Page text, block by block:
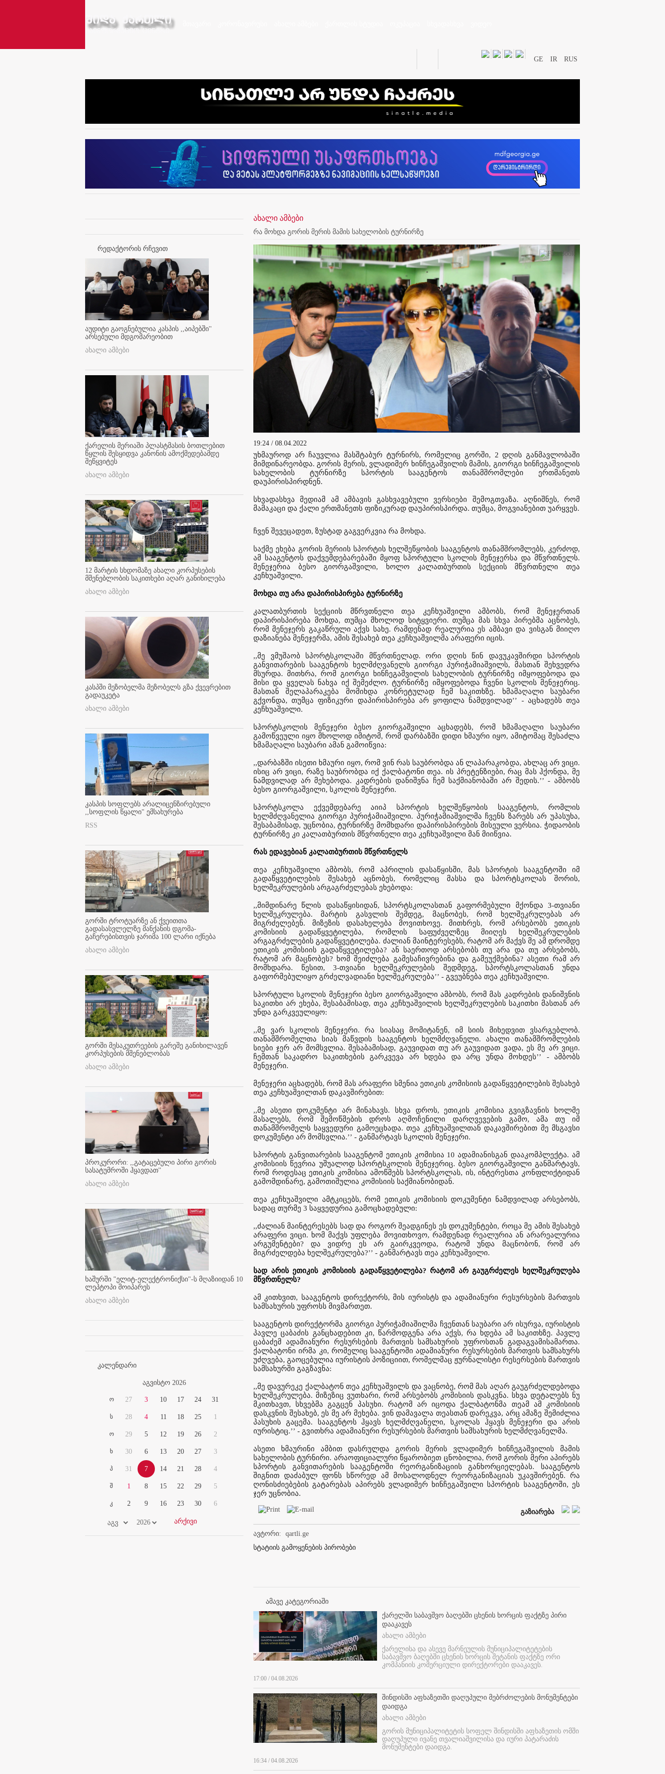
GE IR RUS
რედაქტორის რჩევით
აუდიტი გაოგნებულია კასპის ,,აიპებში''
არსებული მდგომარეობით
ახალი ამბები
ქარელის მერიაში პლასტმასის ბოთლებით
წყლის შესყიდვა კანონის ამოქმედებამდე
შეწყვიტეს
ახალი ამბები
12 მარტის სხდომაზე ახალი კორპუსების
მშენებლობის საკითხები აღარ განიხილება
ახალი ამბები
კასპში მეზობელმა მეზობელს გზა ქვევრებით
გადაუკეტა
ახალი ამბები
კასპის სოფლებს არალიცენზირებული
,,სოფლის წყალი" ემსახურება
RSS
გორში ტროტუარზე ან ქვეითთა
გადასასვლელზე მანქანის დგომა-
გაჩერებისთვის ჯარიმა 100 ლარი იქნება
ახალი ამბები
გორში მესაკუთრეების გარეშე განიხილავენ
კორპუსების მშენებლობას
ახალი ამბები
პროკურორი: ,,გატაცებული პირი გორის
სასატუმროში ჰყავდათ''
ახალი ამბები
ხაშურში "ელიტ-ელექტრონიქსი"-ს მღაზიიდან 10
ლეპტოპი მოიპარეს
ახალი ამბები
კალენდარი
აგვისტო 2026
ო
ს
ო
ხ
პ
შ
კ
27
28
29
30
31
1
2
3
4
5
6
7
8
9
10
11
12
13
14
15
16
17
18
19
20
21
22
23
24
25
26
27
28
29
30
31
1
2
3
4
5
6
ახალი ამბები
რა მოხდა გორის მერის მამის სახელობის ტურნირზე
19:24 / 08.04.2022
უხმაუროდ არ ჩაუვლია მასშტაბურ ტურნირს, რომელიც გორში, 2 დღის განმავლობაში
მიმდინარეობდა. გორის მერის, ვლადიმერ ხინჩეგაშვილის მამის, გიორგი ხინჩეგაშვილის
სახელობის ტურნირზე სპორტის სააგენტოს თანამშრომლები ერთმანეთს
დაუპირისპირდნენ.
სხვადასხვა მედიამ ამ ამბავის გასხვავებული ვერსიები შემოგთვაზა. აღნიშნეს, რომ
მამაკაცი და ქალი ერთმანეთს ფიზიკურად დაუპირისპირდა. თუმცა, მოგვიანებით უარყვეს.
ჩვენ შევეცადეთ, ზუსტად გაგვერკვია რა მოხდა.
საქმე ეხება გორის მერიის სპორტის ხელშეწყობის სააგენტოს თანამშრომლებს, კერძოდ,
ამ სააგენტოს დაქვემდებარებაში მყოფ სპორტული სკოლის მენეჯერსა და მწვრთნელს.
მენეჯერია ბესო გიორგაშვილი, ხოლო კალათბურთის სექციის მწვრთნელი თეა
კეჩხუაშვილი.
მოხდა თუ არა დაპირისპირება ტურნირზე
კალათბურთის სექციის მწრვთნელი თეა კეჩხუაშვილი ამბობს, რომ მენეჯერთან
დაპირისპირება მოხდა, თუმცა მხოლოდ სიტყვიერი. თუმცა მას სხვა პირებმა აცნობეს,
რომ მენეჯერს გაკაწრული აქვს სახე. რამდენად რეალურია ეს ამბავი და ვისგან მიიღო
დაზიანება მენეჯერმა, ამის შესახებ თეა კეჩხუაშვილმა არაფერი იცის.
,,მე ვმუშაობ სპორტსკოლაში მწვრთნელად. ორი დღის წინ დავუკავშირდი სპორტის
განვითარების სააგენტოს ხელმძღვანელს გიორგი პურიჭამიაშვილს, მასთან შეხვედრა
მსურდა. მითხრა, რომ გიორგი ხინჩეგაშვილის სახელობის ტურნირზე იმყოფებოდა და
მისი და ყველას ნახვა იქ შემეძლო. ტურნირზე იმყოფებოდა ჩვენი სკოლის მენეჯერიც.
მასთან შელაპარაკება მომიხდა კონრეტულად ჩემ საკითხზე. ხმამაღალი საუბარი
გქვონდა, თუმცა ფიზიკური დაპირისპირება არ ყოფილა ნამდვილად’’ - აცხადებს თეა
კეჩხუაშვილი.
სპორტსკოლის მენეჯერი ბესო გიორგაშვილი აცხადებს, რომ ხმამაღალი საუბარი
გამოწვეული იყო მხოლოდ იმიტომ, რომ დარბაზში დიდი ხმაური იყო, ამიტომაც შესაძლა
ხმამაღალი საუბარი ამან გამოიწვია:
,,დარბაზში ისეთი ხმაური იყო, რომ ვინ რას საუბრობდა ან ლაპარაკობდა, ახლაც არ ვიცი.
ისიც არ ვიცი, რაზე საუბრობდა იქ ქალბატონი თეა. ის პრეტენზიები, რაც მას ჰქონდა, მე
ნამდვილად არ მეხებოდა. კადრების დანიშვნა ჩემ საქმიანობაში არ შედის.’’ - ამბობს
ბესო გიორგაშვილი, სკოლის მენეჯერი.
სპორტსკოლა ექვემდებარე აიიპ სპორტის ხელშეწყობის სააგენტოს, რომლის
ხელმძღვანელია გიორგი პურიჭამიაშვილი. პურიჭამიაშვილმა ჩვენს ზარებს არ უპასუხა,
შესაბამისად, უცნობია, ტურნირზე მომხდარი დაპირისპირების მისეული ვერსია. ჭიდაობის
ტურნირზე კი კალათბურთის მწვრთნელი თეა კეჩხუაშვილი მან მიიწვია.
რას ედავებიან კალათბურთის მწვრთნელს
თეა კეჩხუაშვილი ამბობს, რომ აპრილის დასაწყისში, მას სპორტის სააგენტოში იმ
გადაწყვეტილების შესახებ აცნობეს, რომელიც მასსა და სპორტსკოლას შორის,
ხელშეკრულების არგაგრძელებას ეხებოდა:
,,მიმდინარე წლის დასაწყისიდან, სპორტსკოლასთან გაფორმებული მქონდა 3-თვიანი
ხელშეკრულება. მარტის გასვლის შემდეგ, მაცნობეს, რომ ხელშეკრულებას არ
მიგრძელებენ. მიზეზის დასახელება მოვითხოვე. მითხრეს, რომ არსებობს ეთიკის
კომისიის გადაწყვეტილება, რომლის საფუძველზეც მიიღეს ხელშეკრულების
არგაგრძელების გადაწყვეტილება. ძალიან მაინტერესებს, რატომ არ მაქვს მე ამ დრომდე
ეთიკის კომისიის გადაწყვეტილება? ან საერთოდ არსებობს თუ არა და თუ არსებობს,
რატომ არ მაცნობეს? ხომ შეიძლება გამესაჩივრებინა და გამეუქმებინა? ასეთი რამ არ
მომხდარა. წესით, 3-თვიანი ხელშეკრულების შედმდეგ, სპორტსკოლასთან უნდა
გაფორმებულიყო გრძელვადიანი ხელშეკრულება’’ - გვეუბნება თეა კეჩხუაშვილი.
სპორტული სკოლის მენეჯერი ბესო გიორგაშვილი ამბობს, რომ მას კადრების დანიშვნის
საკითხი არ ეხება, შესაბამისად, თეა კეჩხუაშვილის ხელშეკრულების საკითხი მასთან არ
უნდა გარკვეულიყო:
,,მე ვარ სკოლის მენეჯერი. რა სიასაც მომიტანენ, იმ სიის მიხედვით ვსარგებლობ.
თანამშრომელთა სიას მაწვდის სააგენტოს ხელმძღვანელი. ახალი თანამშრომლების
სიები ჯერ არ მომსვლია. შესაბამისად, გაუვიდათ თუ არ გაუვიდათ ვადა, ეს მე არ ვიცი.
ჩემთან საკადრო საკითხების გარკვევა არ ხდება და არც უნდა მოხდეს’’ - ამბობს
მენეჯერი.
მენეჯერი აცხადებს, რომ მას არაფერი სმენია ეთიკის კომისიის გადაწყვეტილების შესახებ
თეა კეჩხუაშვილთან დაკავშირებით:
,,მე ასეთი დოკუმენტი არ მინახავს. სხვა დროს, ეთიკის კომისია გვიგზავნის ხოლმე
მასალებს, რომ შემოწმების დროს აღმოჩენილი დარღვევების გამო, ამა თუ იმ
თანამშრომელს საყვედური გამოეცხადა. თეა კეჩხუაშვილთან დაკავშირებით მე მსგავსი
დოკუმენტი არ მომსვლია.’’ - განმარტავს სკოლის მენეჯერი.
სპორტის განვითარების სააგენტომ ეთიკის კომისია 10 ადამიანისგან დააკომპლექტა. ამ
კომისიის წევრია უშუალოდ სპორტსკოლის მენეჯერიც. ბესო გიორგაშვილი განმარტავს,
რომ როდესაც ეთიკის კომისია ამოწმებს სპორტსკოლას, ის, ინტერესთა კონფლიქტიდან
გამომდინარე, გამოთიშულია კომისიის საქმიანობიდან.
თეა კეჩხუაშვილი ამტკიცებს, რომ ეთიკის კომისიის დოკუმენტი ნამდვილად არსებობს,
სადაც თურმე 3 საყვედურია გამოცხადებული:
,,ძალიან მაინტერესებს სად და როგორ შეადგინეს ეს დოკუმენტები, როცა მე ამის შესახებ
არაფერი ვიცი. ხომ მაქვს უფლება მოვითხოვო, რამდენად რეალურია ან არარეალურია
არგუმენტები? და ვიდრე ეს არ გაირკვეოდა, რატომ უნდა მაცნობონ, რომ არ
მიგრძელდება ხელშეკრულება?’’ - განმარტავს თეა კეჩხუაშვილი.
სად არის ეთიკის კომისიის გადაწყვეტილება? რატომ არ გაუგრძელეს ხელშეკრულება
მწვრთნელს?
ამ კითხვით, სააგენტოს დირექტორს, მის იურისტს და ადამიანური რესურსების მართვის
სამსახურის უფროსს მივმართეთ.
სააგენტოს დირექტორმა გიორგი პურიჭამიაშილმა ჩვენთან საუბარი არ ისურვა, იურისტის
პავლე ცაბაძის განცხადებით კი, წარმოდგენა არა აქვს, რა ხდება ამ საკითხზე. პავლე
ცაბაძემ ადამიანური რესურსების მართვის სამსახურის უფროსთან გადაგვამისამართა.
ქალბატონი ირმა კი, რომელიც სააგენტოში ადამიანური რესურსების მართვის სამსახურს
უძღვება, გაოცებულია იურისტის პოზიციით, რომელმაც ჟურნალისტი რესერსების მართვის
სამსახურში გაგზავნა:
,,მე დავურეკე ქალბატონ თეა კეჩხუაშვილს და ვაცნობე, რომ მას აღარ გაუგრძელდებოდა
ხელშეკრულება. მიზეზიც ვუთხარი, რომ არსებობს კომისიის დასკვნა. სხვა დეტალებს ნუ
მკითხავთ, სხვებმა გაგცენ პასუხი. რატომ არ იცოდა ქალბატონმა თეამ ამ კომისიის
დასკვნის შესახებ, ეს მე არ მეხება. ვინ დამავალა თეასთან დარეკვა, არც ამაზე შემიძლია
პასუხის გაცემა. სააგენტოს ჰყავს ხელმძღვანელი, სკოლას ჰყავს მენეჯერი და არის
იურისტიც.’’ - გვითხრა ადამიანური რესურსების მართვის სამსახურის ხელმძღვანელმა.
ასეთი ხმაურინი ამბით დასრულდა გორის მერის ვლადიმერ ხინჩეგაშვილის მამის
სახელობის ტურნირი. არაოფიციალური წყარობიეთ ცნობილია, რომ გორის მერი აპირებს
სპორტის განვითარების სააგენტოში რეორგანიზაციის განხორციელებას. სააგენტოს
შიგნით დაძაბულ ფონს სწორედ ამ მოსალოდნელ რეორგანიზაციას უკავშირებენ. რა
ღონისძიებების გატარებას აპირებს ვლადიმერ ხინჩეგაშვილი სპორტის სააგენტოში, ეს
ჯერ უცნობია.
გაზიარება
ავტორი:
qartli.ge
სტატიის გამოყენების პირობები
ამავე კატეგორიაში
ქარელში საბავშვო ბაღებში ცხენის ხორცის ფაქტზე პირი
დააკავეს
ახალი ამბები
ქარელისა და ასევე მარნეულის მუნიციპალიტეტების
საბავშვო ბაღებში ცხენის ხორცის შეტანის ფაქტზე ორი
კომპანიის კომერციული დირექტორები დააკავეს.
17:00 / 04.08.2026
შინდისში აფხაზეთში დაღუპული მებრძოლების მონუმენტები
დაიდგა
ახალი ამბები
გორის მუნიციპალიტეტის სოფელ შინდისში აფხაზეთის ომში
დაღუპული ივანე თვალიაშვილისა და იური პატარაძის
მონუმენტები დაიდგა.
16:34 / 04.08.2026